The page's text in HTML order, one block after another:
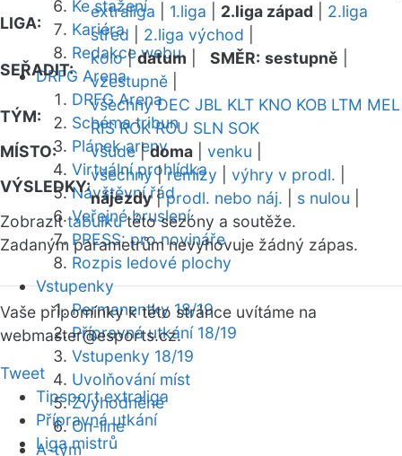
Ke stažení
Kariéra
Redakce webu
DRFG Arena
DRFG Arena
Schéma tribun
Plánek areny
Virtuální prohlídka
Návštěvní řád
Veřejné bruslení
PRESS: pro novináře
Rozpis ledové plochy
Vstupenky
Permanentky 18/19
Přípravná utkání 18/19
Vstupenky 18/19
Uvolňování míst
Zvýhodněné
On-line
A-tým
LIGA:
extraliga 1.liga 2.liga západ
2.liga
střed
2.liga východ
SEŘADIT:
kolo|datum SMĚR: sestupně
vzestupně
TÝM:
všechny DEC JBL KLT KNO KOB LTM MEL
RIS ROK ROU SLN SOK
MÍSTO:
všude|doma venku
VÝSLEDKY:
všechny|remízy výhry v prodl.
nájezdy|prodl. nebo náj. s nulou
Zobrazittabulkutéto sezóny a soutěže.
Zadaným parametrům nevyhovuje žádný zápas.
Vaše připomínky k této stránce uvítáme na
webmaster@esports.cz.
Tweet
Tipsport extraliga
Přípravná utkání
Liga mistrů